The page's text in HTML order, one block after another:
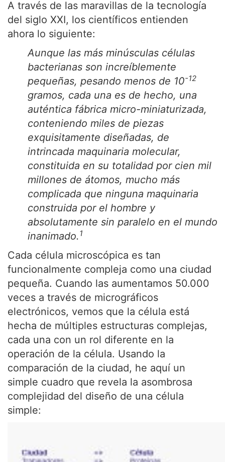
A través de las maravillas de la tecnología
del siglo XXI, los científicos entienden
ahora lo siguiente:
Aunque las más minúsculas células
bacterianas son increíblemente
pequeñas, pesando menos de 10-12
gramos, cada una es de hecho, una
auténtica fábrica micro-miniaturizada,
conteniendo miles de piezas
exquisitamente diseñadas, de
intrincada maquinaria molecular,
constituida en su totalidad por cien mil
millones de átomos, mucho más
complicada que ninguna maquinaria
construida por el hombre y
absolutamente sin paralelo en el mundo
inanimado.1
Cada célula microscópica es tan
funcionalmente compleja como una ciudad
pequeña. Cuando las aumentamos 50.000
veces a través de micrográficos
electrónicos, vemos que la célula está
hecha de múltiples estructuras complejas,
cada una con un rol diferente en la
operación de la célula. Usando la
comparación de la ciudad, he aquí un
simple cuadro que revela la asombrosa
complejidad del diseño de una célula
simple: